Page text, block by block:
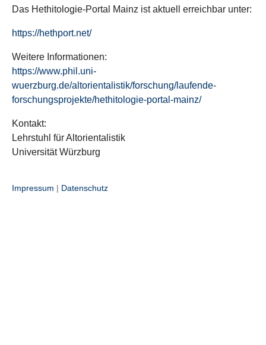
Das Hethitologie-Portal Mainz ist aktuell erreichbar unter:
https://hethport.net/
Weitere Informationen:
https://www.phil.uni-
wuerzburg.de/altorientalistik/forschung/laufende-
forschungsprojekte/hethitologie-portal-mainz/
Kontakt:
Lehrstuhl für Altorientalistik
Universität Würzburg
Impressum | Datenschutz